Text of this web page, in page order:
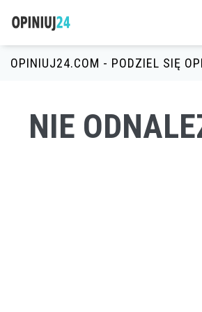
OPINIUJ24.COM - PODZIEL SIĘ
NIE